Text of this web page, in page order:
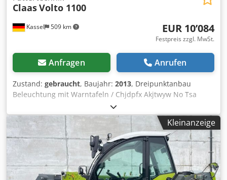
Kassel 509 km
ClaasVolto 1100
EUR 10’084
Festpreis zzgl. MwSt.
Anfragen Anrufen
Zustand: gebraucht, Baujahr: 2013, Dreipunktanbau
Beleuchtung mit Warntafeln / Chjdpfx Akjtwyw No Tsa
Kleinanzeige